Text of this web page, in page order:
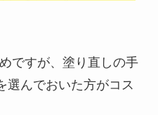
ですが、塗り直しの手
選んでおいた方がコス